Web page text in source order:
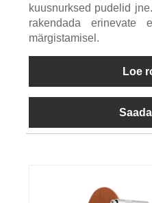
kuusnurksed pudelid
rakendada erinevate
märgistamisel.
Loe